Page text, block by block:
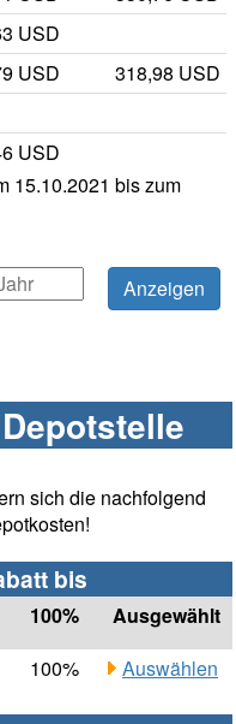
USD
USD
318,98 USD
USD
15.10.2021 bis zum
sich die nachfolgend
bis
100%
Ausgewählt
100%
Auswählen